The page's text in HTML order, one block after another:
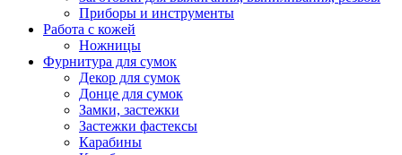
Приборы и инструменты
Работа с кожей
Ножницы
Фурнитура для сумок
Декор для сумок
Донце для сумок
Замки, застежки
Застежки фастексы
Карабины